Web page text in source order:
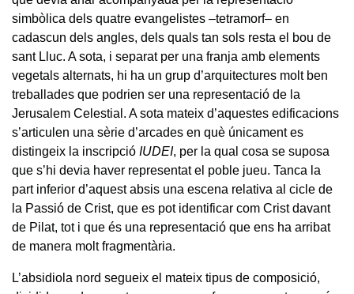
simbòlica dels quatre evangelistes –tetramorf– en
cadascun dels angles, dels quals tan sols resta el bou de
sant Lluc. A sota, i separat per una franja amb elements
vegetals alternats, hi ha un grup d’arquitectures molt ben
treballades que podrien ser una representació de la
Jerusalem Celestial. A sota mateix d’aquestes edificacions
s’articulen una sèrie d’arcades en què únicament es
distingeix la inscripció IUDEI, per la qual cosa se suposa
que s’hi devia haver representat el poble jueu. Tanca la
part inferior d’aquest absis una escena relativa al cicle de
la Passió de Crist, que es pot identificar com Crist davant
de Pilat, tot i que és una representació que ens ha arribat
de manera molt fragmentària.
L’absidiola nord segueix el mateix tipus de composició,